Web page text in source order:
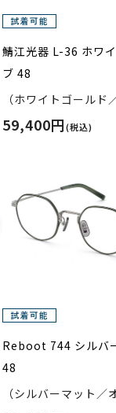
鯖江光器 L-36 ホワ
ブ 48
（ホワイトゴールド
59,400円(税込)
Reboot 744 シルバ
48
（シルバーマット／